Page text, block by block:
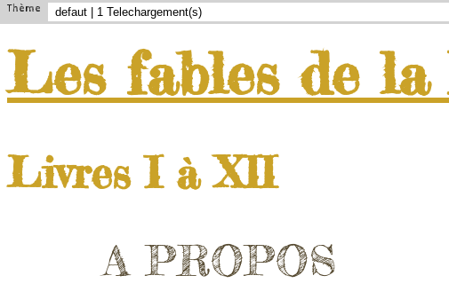
Thème
Les fables de la
Livres I à XII
A PROPOS